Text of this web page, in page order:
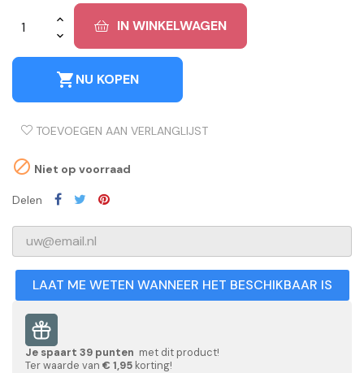
IN WINKELWAGEN
shopping_cartNU KOPEN
TOEVOEGEN AAN VERLANGLIJST
 Niet op voorraad
Delen
LAAT ME WETEN WANNEER HET BESCHIKBAAR IS
Je spaart 39 punten met dit product!
Ter waarde van € 1,95 korting!